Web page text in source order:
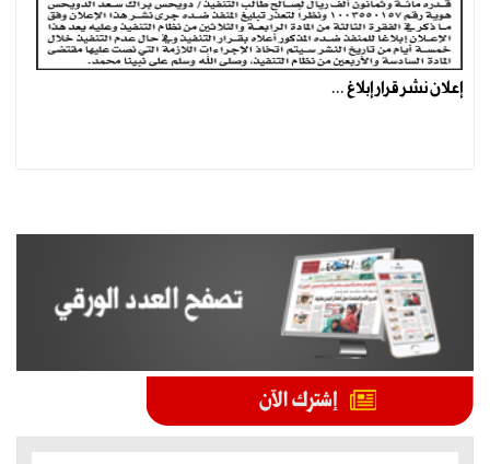
إعلان نشر قرار إبلاغ ...